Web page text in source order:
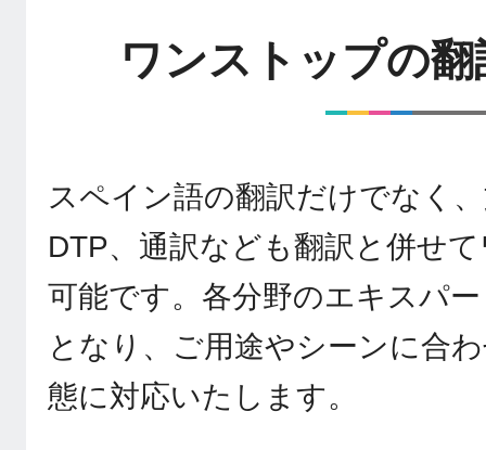
ワンストップの
スペイン語の翻訳だけでなく
DTP、通訳なども翻訳と併せ
可能です。各分野のエキスパ
となり、ご用途やシーンに合
態に対応いたします。